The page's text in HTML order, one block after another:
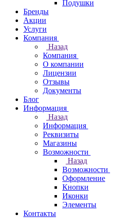
Подушки
Бренды
Акции
Услуги
Компания
Назад
Компания
О компании
Лицензии
Отзывы
Документы
Блог
Информация
Назад
Информация
Реквизиты
Магазины
Возможности
Назад
Возможности
Оформление
Кнопки
Иконки
Элементы
Контакты